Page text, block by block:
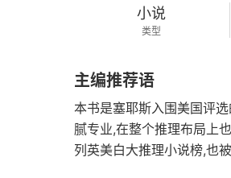
小说
类型
发行日期
主编推荐语
本书是塞耶斯入围美国评
腻专业,在整个推理布局上
列英美白大推理小说榜,也